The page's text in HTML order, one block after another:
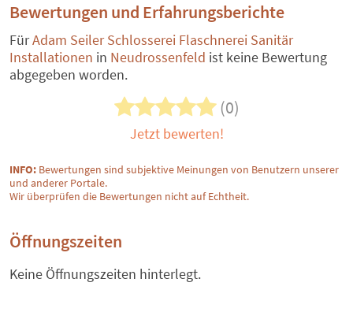
Bewertungen und Erfahrungsberichte
FürAdam Seiler Schlosserei Flaschnerei Sanitär
Installationen in Neudrossenfeld ist keine Bewertung
abgegeben worden.
(0)
Jetzt bewerten!
INFO: Bewertungen sind subjektive Meinungen von Benutzern unserer
und anderer Portale.
Wir überprüfen die Bewertungen nicht auf Echtheit.
Öffnungszeiten
Keine Öffnungszeiten hinterlegt.